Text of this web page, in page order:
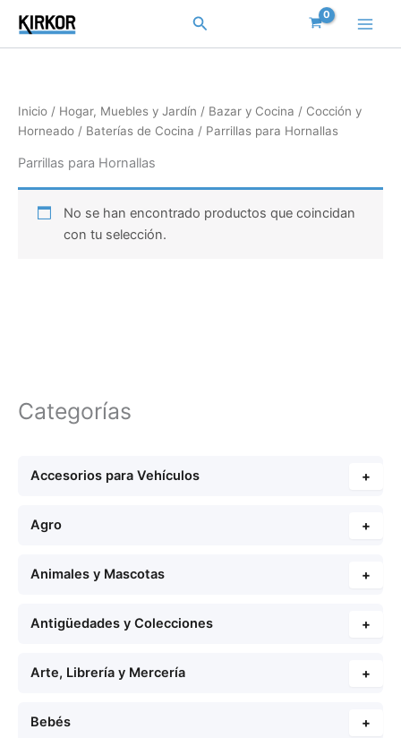
contenido
Buscar
Categorías
Accesorios para Vehículos +
Agro +
Animales y Mascotas +
Antigüedades y Colecciones +
Arte, Librería y Mercería +
Bebés +
Inicio / Hogar, Muebles y Jardín / Bazar y Cocina / Cocción y
Horneado / Baterías de Cocina / Parrillas para Hornallas
Parrillas para Hornallas
No se han encontrado productos que coincidan
con tu selección.